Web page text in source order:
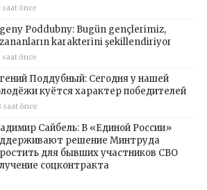
saat önce
Poddubny: Bugün gençlerimiz,
karakterini şekillendiriyor
saat önce
Поддубный: Сегодня у нашей
куётся характер победителей
saat önce
Сайбель: В «Единой России»
решение Минтруда
для бывших участников СВО
соцконтракта